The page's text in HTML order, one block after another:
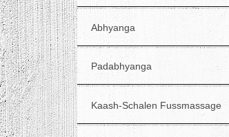
Abhyanga
Padabhyanga
Kaash-Schalen Fussmassage